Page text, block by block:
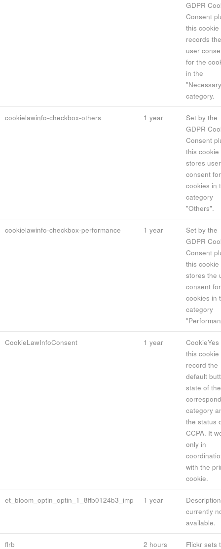
GDPR
Consent
this cookie
records the
user
for the
in the
category.
cookielawinfo-checkbox-others 1 year
Set by the
GDPR
Consent
this cookie
stores user
consent for
cookies in
category
"Others".
cookielawinfo-checkbox-performance 1 year
Set by the
GDPR
Consent
this cookie
stores the
consent for
cookies in
category
CookieLawInfoConsent 1 year
CookieYes
this cookie
record the
default
state of the
category
the status
CCPA. It
only in
with the
cookie.
et_bloom_optin_optin_1_8ffb0124b3_imp 1 year
currently
available.
flrb 2 hours
Flickr sets